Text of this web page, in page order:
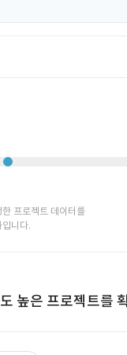
프로젝트 데이터를
니다.
높은 프로젝트를